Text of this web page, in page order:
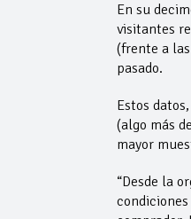
En su
visitantes
(frente a
pasado.
Estos
(algo más
mayor
“Desde la